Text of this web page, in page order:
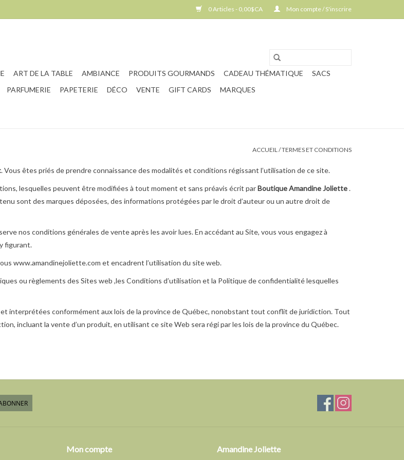
0 Articles - 0,00$CA Mon compte / S'inscrire
ART DE LA TABLE AMBIANCE PRODUITS GOURMANDS CADEAU THÉMATIQUE
SACS
PARFUMERIE PAPETERIE DÉCO VENTE GIFT CARDS MARQUES
ACCUEIL/TERMES ET CONDITIONS
. Vous êtes priés de prendre connaissance des modalités et conditions régissant l’utilisation de ce site.
lesquelles peuvent être modifiées à tout moment et sans préavis écrit parBoutique Amandine Joliette.
sont des marques déposées, des informations protégées par le droit d’auteur ou un autre droit de
nos conditions générales de vente après les avoir lues. En accédant au Site, vous vous engagez à
figurant.
www.amandinejoliette.com et encadrent l’utilisation du site web.
ou règlements des Sites web ,les Conditions d’utilisation et la Politique de confidentialité lesquelles
interprétées conformément aux lois de la province de Québec, nonobstant tout conflit de juridiction. Tout
incluant la vente d’un produit, en utilisant ce site Web sera régi par les lois de la province du Québec.
Mon compte Amandine Joliette